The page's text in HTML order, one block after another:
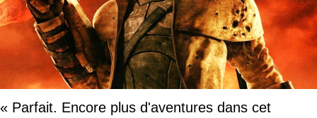
« Parfait. Encore plus d'aventures dans cet